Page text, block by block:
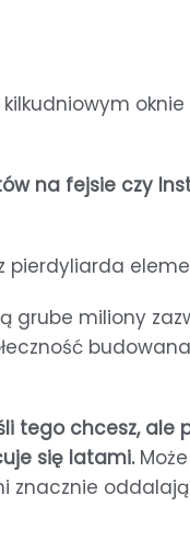
na fejsie czy
pierdyliarda
miliony
tego chcesz,
się latami.
znacznie